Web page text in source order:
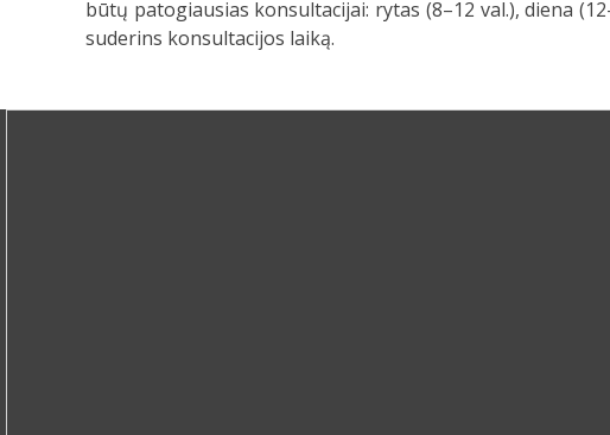
būtų patogiausias konsultacijai: rytas (8–12 val.), diena
suderins konsultacijos laiką.